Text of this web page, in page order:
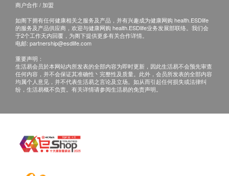
血色素
红细胞平均血红素
红血球平均血红素浓度
红细胞平均体积
红细胞比容
血小板数目
红血球计数
颜色
乳房超声波
可探测乳癌、良性肿瘤、乳腺增生症及小结节 (此检查项目或
需另约日期到指定中心进行检查)
网购health.ESDlife概不负责。一切有关的索偿或
查询，须向提供服务之体检中心或商户提出。
商户合作 / 加盟
如阁下拥有任何健康相关之服务及产品，并有兴趣成为健康网购 health.ESDlife
的服务及产品供应商，欢迎与健康网购 health.ESDlife业务发展部联络。我们会
于2个工作天内回覆，为阁下提供更多有关合作详情。
电邮: partnership@esdlife.com
重要声明：
生活易会员於本网站内所发表的全部内容为即时更新，因此生活易不会预先审查
任何内容，并不会保证其准确性丶完整性及质量。此外，会员所发表的全部内容
均属个人意见，并不代表生活易之言论及立场。如从而引起任何损失或法律纠
纷，生活易概不负责。有关详情请参阅生活易的免责声明。